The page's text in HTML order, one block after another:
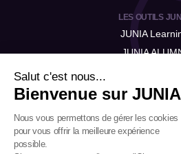
Salut c'est nous...
Bienvenue sur
Nous vous permettons de gérer les cookies
pour vous offrir la meilleure expérience
possible.
LES OUTILS
JUNIA
JUNIA